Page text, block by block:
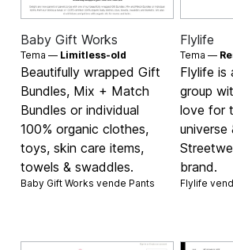
Baby Gift Works
Tema — Limitless-old
Beautifully wrapped Gift
Bundles, Mix + Match
Bundles or individual
100% organic clothes,
toys, skin care items,
towels & swaddles.
Baby Gift Works vende Pants
Flylife
Tema —
Flylife is
group
love for
universe
brand.
Flylife